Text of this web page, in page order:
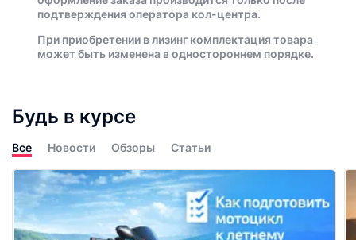
подтверждения оператора кол-центра.
При приобретении в лизинг комплектация товара
может быть изменена в одностороннем порядке.
Будь в курсе
Все Новости Обзоры Статьи